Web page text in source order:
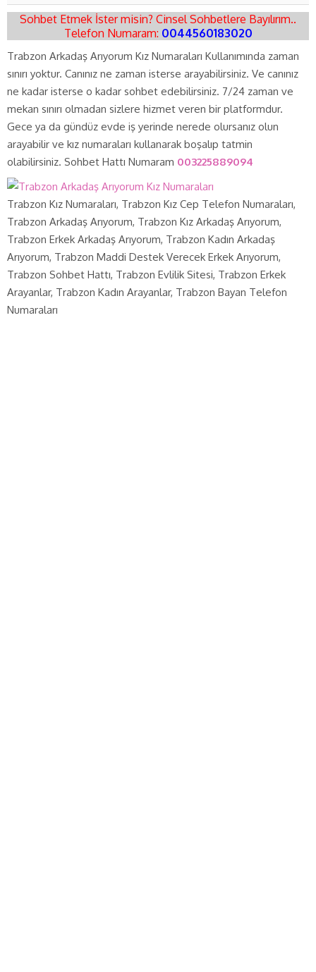
Sohbet Etmek İster misin? Cinsel Sohbetlere Bayılırım..
Telefon Numaram: 0044560183020
Trabzon Arkadaş Arıyorum Kız Numaraları Kullanımında zaman
sınırı yoktur. Canınız ne zaman isterse arayabilirsiniz. Ve canınız
ne kadar isterse o kadar sohbet edebilirsiniz. 7/24 zaman ve
mekan sınırı olmadan sizlere hizmet veren bir platformdur.
Gece ya da gündüz evde iş yerinde nerede olursanız olun
arayabilir ve kız numaraları kullanarak boşalıp tatmin
olabilirsiniz. Sohbet Hattı Numaram 003225889094
Trabzon Kız Numaraları, Trabzon Kız Cep Telefon Numaraları,
Trabzon Arkadaş Arıyorum, Trabzon Kız Arkadaş Arıyorum,
Trabzon Erkek Arkadaş Arıyorum, Trabzon Kadın Arkadaş
Arıyorum, Trabzon Maddi Destek Verecek Erkek Arıyorum,
Trabzon Sohbet Hattı, Trabzon Evlilik Sitesi, Trabzon Erkek
Arayanlar, Trabzon Kadın Arayanlar, Trabzon Bayan Telefon
Numaraları